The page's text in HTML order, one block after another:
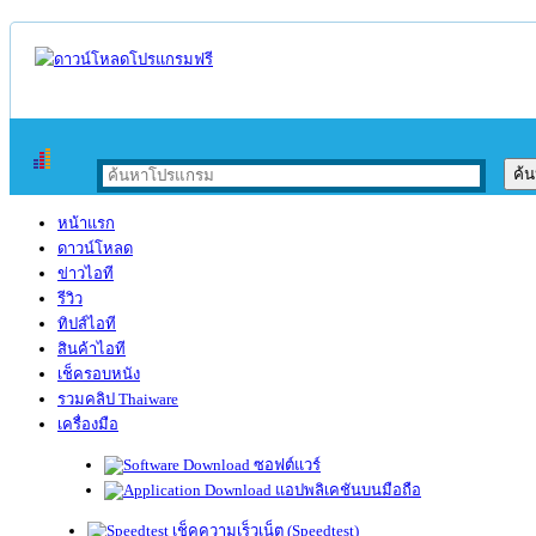
หน้าแรก
ดาวน์โหลด
ข่าวไอที
รีวิว
ทิปส์ไอที
สินค้าไอที
เช็ครอบหนัง
รวมคลิป Thaiware
เครื่องมือ
ซอฟต์แวร์
แอปพลิเคชันบนมือถือ
เช็คความเร็วเน็ต (Speedtest)